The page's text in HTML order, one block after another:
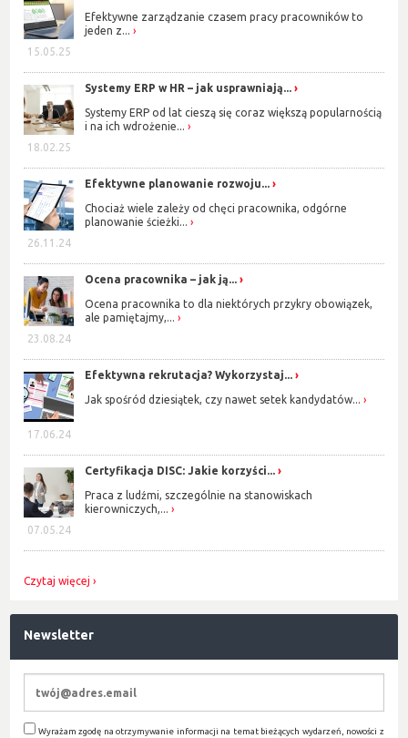
15.05.25
Efektywne zarządzanie czasem pracy pracowników to
jeden z...
18.02.25
Systemy ERP w HR – jak usprawniają...
Systemy ERP od lat cieszą się coraz większą popularnością
i na ich wdrożenie...
26.11.24
Efektywne planowanie rozwoju...
Chociaż wiele zależy od chęci pracownika, odgórne
planowanie ścieżki...
23.08.24
Ocena pracownika – jak ją...
Ocena pracownika to dla niektórych przykry obowiązek,
ale pamiętajmy,...
17.06.24
Efektywna rekrutacja? Wykorzystaj...
Jak spośród dziesiątek, czy nawet setek kandydatów...
07.05.24
Certyfikacja DISC: Jakie korzyści...
Praca z ludźmi, szczególnie na stanowiskach
kierowniczych,...
Czytaj więcej
Newsletter
Wyrażam zgodę na otrzymywanie informacji na temat bieżących wydarzeń, nowości z